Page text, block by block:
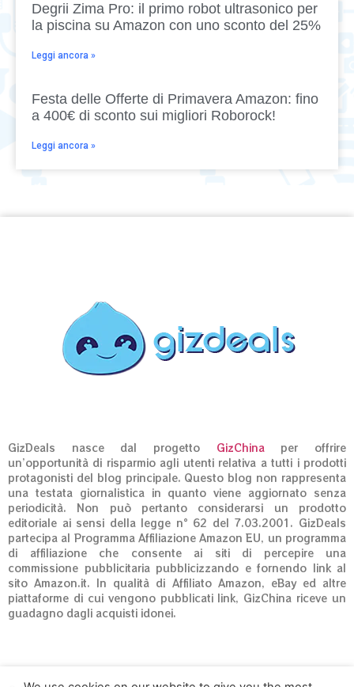
Degrii Zima Pro: il primo robot ultrasonico per
la piscina su Amazon con uno sconto del 25%
Leggi ancora »
Festa delle Offerte di Primavera Amazon: fino
a 400€ di sconto sui migliori Roborock!
Leggi ancora »
GizDeals nasce dal progetto GizChinaper offrire
un’opportunità di risparmio agli utenti relativa a tutti i prodotti
protagonisti del blog principale. Questo blog non rappresenta
una testata giornalistica in quanto viene aggiornato senza
periodicità. Non può pertanto considerarsi un prodotto
editoriale ai sensi della legge n° 62 del 7.03.2001. GizDeals
partecipa al Programma Affiliazione Amazon EU, un programma
di affiliazione che consente ai siti di percepire una
commissione pubblicitaria pubblicizzando e fornendo link al
sito Amazon.it. In qualità di Affiliato Amazon, eBay ed altre
piattaforme di cui vengono pubblicati link, GizChina riceve un
guadagno dagli acquisti idonei.